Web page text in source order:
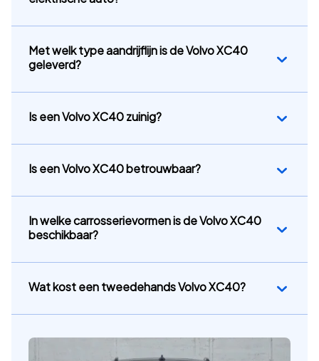
Met welk type aandrijflijn is de Volvo XC40
geleverd?
Is een Volvo XC40 zuinig?
Is een Volvo XC40 betrouwbaar?
In welke carrosserievormen is de Volvo XC40
beschikbaar?
Wat kost een tweedehands Volvo XC40?